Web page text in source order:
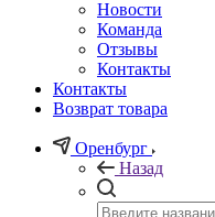
Новости
Команда
Отзывы
Контакты
Контакты
Возврат товара
Оренбург
Назад